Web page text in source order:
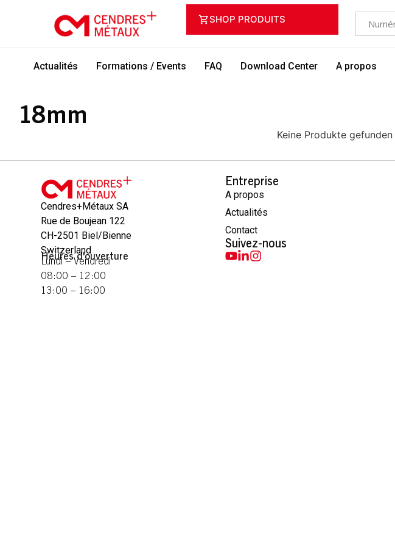
SHOP PRODUITS
Actualités Formations / Events FAQ Download Center A propos
18mm
Keine Produkte gefunden
Cendres+Métaux SA
Rue de Boujean 122
CH-2501 Biel/Bienne
Switzerland
Heures d'ouverture
Lundi – Vendredi
08:00 – 12:00
13:00 – 16:00
Entreprise
A propos
Actualités
Contact
Suivez-nous